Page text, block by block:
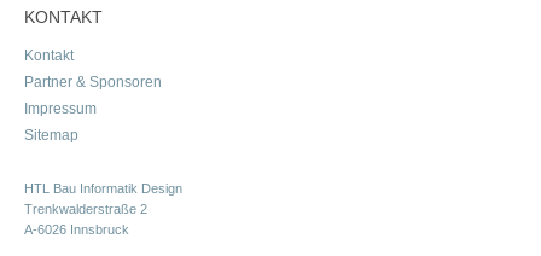
KONTAKT
Kontakt
Partner & Sponsoren
Impressum
Sitemap
HTL Bau Informatik Design
Trenkwalderstraße 2
A-6026 Innsbruck